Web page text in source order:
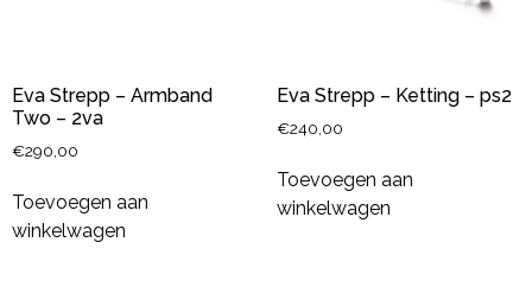
Eva Strepp – Armband
Two – 2va
€290,00
Toevoegen aan
winkelwagen
Eva Strepp – Ketting – ps2
€240,00
Toevoegen aan
winkelwagen